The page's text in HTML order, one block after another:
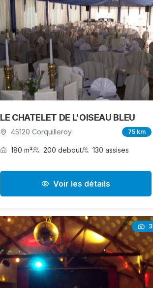
LE CHATELET DE L'OISEAU BLEU
45120 Corquilleroy 75 km
180 m² 200 debout 130 assises
Voir les détails
3